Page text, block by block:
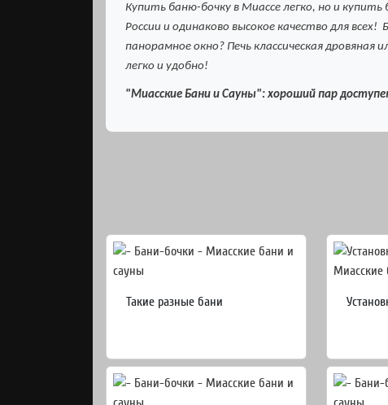
Купить баню-бочку в Миассе легко, но и
России и одинаково высокое качество для
панорамное окно? Печь классическая
легко и удобно!
"Миасские Бани и Сауны": хороший пар
Такие разные бани